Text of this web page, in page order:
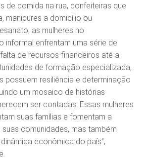
de comida na rua, confeiteiras que
manicures a domicílio ou
as mulheres no
informal enfrentam uma série de
de recursos financeiros até a
de formação especializada,
possuem resiliência e determinação
um mosaico de histórias
ser contadas. Essas mulheres
suas famílias e fomentam a
comunidades, mas também
econômica do país”,